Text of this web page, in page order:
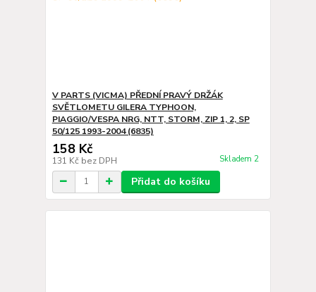
V PARTS (VICMA) PŘEDNÍ PRAVÝ DRŽÁK
SVĚTLOMETU GILERA TYPHOON,
PIAGGIO/VESPA NRG, NTT, STORM, ZIP 1, 2, SP
50/125 1993-2004 (6835)
158 Kč
131 Kč bez DPH Skladem 2
Přidat do košíku